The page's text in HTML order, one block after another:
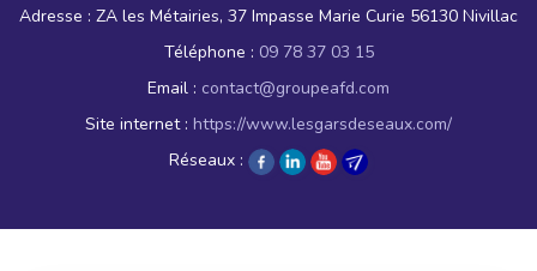
Adresse : ZA les Métairies, 37 Impasse Marie Curie 56130 Nivillac
Téléphone : 09 78 37 03 15
Email : contact@groupeafd.com
Site internet : https://www.lesgarsdeseaux.com/
Réseaux :